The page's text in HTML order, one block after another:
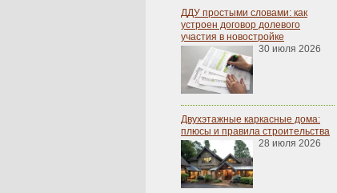
ДДУ простыми словами: как
устроен договор долевого
участия в новостройке
30 июля 2026
Двухэтажные каркасные дома:
плюсы и правила строительства
28 июля 2026